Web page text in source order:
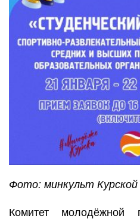
Фото: минкульт
Комитет молодёжной